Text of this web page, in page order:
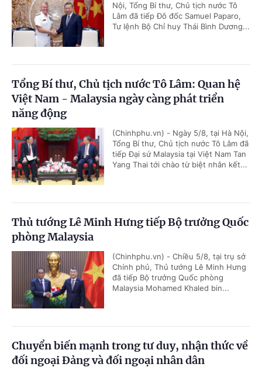
Nội, Tổng Bí thư, Chủ tịch nước Tô
Lâm đã tiếp Đô đốc Samuel Paparo,
Tư lệnh Bộ Chỉ huy Thái Bình Dương...
Tổng Bí thư, Chủ tịch nước Tô Lâm: Quan hệ
Việt Nam - Malaysia ngày càng phát triển
năng động
(Chinhphu.vn) - Ngày 5/8, tại Hà Nội,
Tổng Bí thư, Chủ tịch nước Tô Lâm đã
tiếp Đại sứ Malaysia tại Việt Nam Tan
Yang Thai tới chào từ biệt nhân kết...
Thủ tướng Lê Minh Hưng tiếp Bộ trưởng Quốc
phòng Malaysia
(Chinhphu.vn) - Chiều 5/8, tại trụ sở
Chính phủ, Thủ tướng Lê Minh Hưng
đã tiếp Bộ trưởng Quốc phòng
Malaysia Mohamed Khaled bin...
Chuyển biến mạnh trong tư duy, nhận thức về
đối ngoại Đảng và đối ngoại nhân dân